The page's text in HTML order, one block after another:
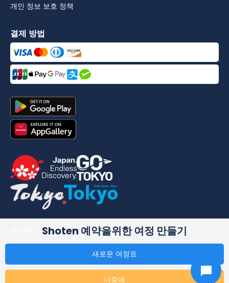
Shoten 예약을위한 여정 만들기
새로운 여정표
나중에
개인 정보 보호 정책
결제 방법
合同会社dekitabi.메이드 인 도쿄. メード・イン・トー
キョー